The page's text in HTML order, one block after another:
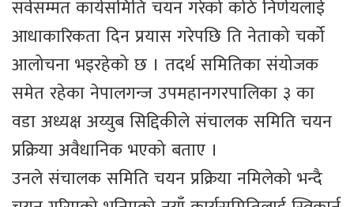
सर्वसम्मत कार्यसमिति चयन गरेको कोठे निर्णयलाई
आधाकारिकता दिन प्रयास गरेपछि ति नेताको चर्को
आलोचना भइरहेको छ । तदर्थ समितिका संयोजक
समेत रहेका नेपालगन्ज उपमहानगरपालिका ३ का
वडा अध्यक्ष अय्युब सिद्दिकीले संचालक समिति चयन
प्रक्रिया अवैधानिक भएको बताए ।
उनले संचालक समिति चयन प्रक्रिया नमिलेको भन्दै